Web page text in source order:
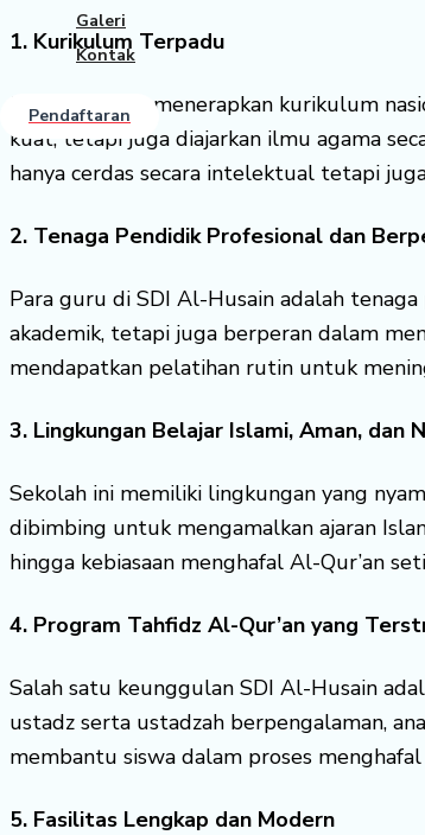
Galeri
Kontak
Pendaftaran
1. Kurikulum Terpadu
SDI Al-Husain menerapkan kurikulum
kuat, tetapi juga diajarkan ilmu agama
hanya cerdas secara intelektual tetapi
2. Tenaga Pendidik Profesional dan
Para guru di SDI Al-Husain adalah
akademik, tetapi juga berperan dalam
mendapatkan pelatihan rutin untuk
3. Lingkungan Belajar Islami, Aman, dan
Sekolah ini memiliki lingkungan yang
dibimbing untuk mengamalkan ajaran
hingga kebiasaan menghafal Al-Qur’an
4. Program Tahfidz Al-Qur’an yang
Salah satu keunggulan SDI Al-Husain
ustadz serta ustadzah berpengalaman,
membantu siswa dalam proses
5. Fasilitas Lengkap dan Modern